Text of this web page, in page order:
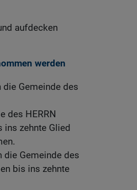
aufdecken
werden
Gemeinde des
des HERRN
zehnte Glied
Gemeinde des
bis ins zehnte